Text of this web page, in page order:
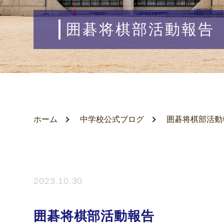
囲碁将棋部活動報告
ホーム 中学校公式ブログ 囲碁将棋部活
2023.10.30
囲碁将棋部活動報告